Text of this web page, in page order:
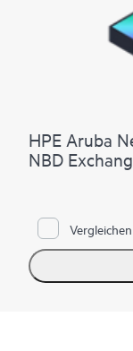
HPE Aruba
NBD
Vergleichen